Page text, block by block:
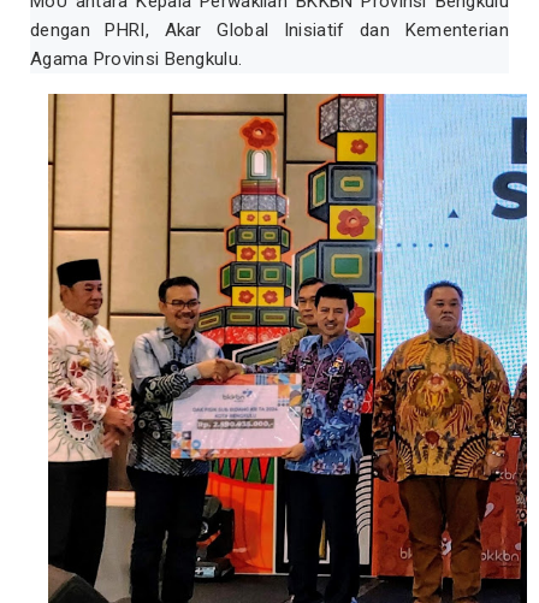
dengan PHRI, Akar Global Inisiatif dan Kementerian
Agama Provinsi Bengkulu.